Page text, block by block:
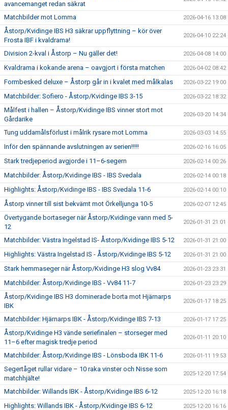
avancemanget redan säkrat
Matchbilder mot Lomma 2026-04-16 13:08
Åstorp/Kvidinge IBS H3 säkrar uppflyttning – kör över
Frosta IBF i kvaldrama!
2026-04-10 22:24
Division 2-kval i Åstorp – Nu gäller det! 2026-04-08 14:00
Kvaldrama i kokande arena – oavgjort i första matchen 2026-04-02 08:42
Formbesked deluxe – Åstorp går in i kvalet med målkalas 2026-03-22 19:00
Matchbilder: Sofiero - Åstorp/Kvidinge IBS 3-15 2026-03-22 18:32
Målfest i hallen – Åstorp/Kvidinge IBS vinner stort mot
Gårdarike
2026-03-20 14:34
Tung uddamålsförlust i målrik rysare mot Lomma 2026-03-03 14:55
Inför den spännande avslutningen av serien!!!!! 2026-02-16 16:05
Stark tredjeperiod avgjorde i 11–6-segern 2026-02-14 00:26
Matchbilder: Åstorp/Kvidinge IBS - IBS Svedala 2026-02-14 00:18
Highlights: Åstorp/Kvidinge IBS - IBS Svedala 11-6 2026-02-14 00:10
Åstorp vinner till sist bekvämt mot Örkelljunga 10-5 2026-02-07 12:45
Övertygande bortaseger när Åstorp/Kvidinge vann med 5-
12
2026-01-31 21:01
Matchbilder: Västra Ingelstad IS- Åstorp/Kvidinge IBS 5-12 2026-01-31 21:00
Highlights: Västra Ingelstad IS - Åstorp/Kvidinge IBS 5-12 2026-01-31 21:00
Stark hemmaseger när Åstorp/Kvidinge H3 slog Vv84 2026-01-23 23:31
Matchbilder: Åstorp/Kvidinge IBS - Vv84 11-7 2026-01-23 23:29
Åstorp/Kvidinge IBS H3 dominerade borta mot Hjärnarps
IBK
2026-01-17 18:25
Matchbilder: Hjärnarps IBK - Åstorp/Kvidinge IBS 7-13 2026-01-17 17:25
Åstorp/Kvidinge H3 vände seriefinalen – storseger med
11–6 efter magisk tredje period
2026-01-11 20:10
Matchbilder: Åstorp/Kvidinge IBS - Lönsboda IBK 11-6 2026-01-11 19:53
Segertåget rullar vidare – 10 raka vinster och Nisse som
matchhjälte!
2025-12-20 17:54
Matchbilder: Willands IBK - Åstorp/Kvidinge IBS 6-12 2025-12-20 16:18
Highlights: Willands IBK - Åstorp/Kvidinge IBS 6-12 2025-12-20 16:16